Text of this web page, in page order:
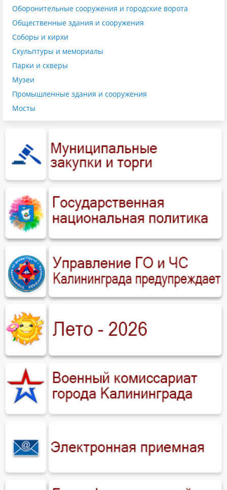
Оборонительные сооружения и городские ворота
Общественные здания и сооружения
Соборы и кирхи
Скульптуры и мемориалы
Парки и скверы
Музеи
Промышленные здания и сооружения
Мосты